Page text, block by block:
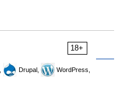
18+
Drupal,
WordPress,